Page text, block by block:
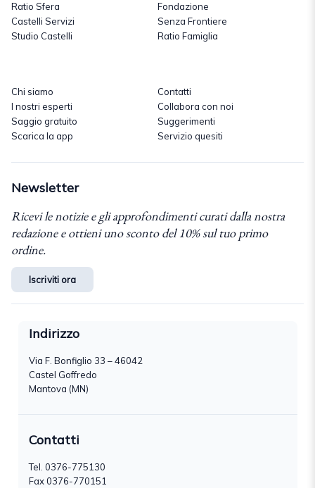
Ratio Sfera
Castelli Servizi
Studio Castelli
Fondazione
Senza Frontiere
Ratio Famiglia
Chi siamo
I nostri esperti
Saggio gratuito
Scarica la app
Contatti
Collabora con noi
Suggerimenti
Servizio quesiti
Newsletter
Ricevi le notizie e gli approfondimenti curati dalla nostra
redazione e ottieni uno sconto del 10% sul tuo primo
ordine.
Iscriviti ora
Indirizzo
Via F. Bonfiglio 33 – 46042
Castel Goffredo
Mantova (MN)
Contatti
Tel. 0376-775130
Fax 0376-770151